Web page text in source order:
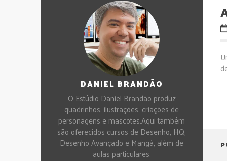
DANIEL BRANDÃO
O Estúdio Daniel Brandão produz
quadrinhos, ilustrações, criações de
personagens e mascotes.Aqui também
são oferecidos cursos de Desenho, HQ,
Desenho Avançado e Mangá, além de
aulas particulares.